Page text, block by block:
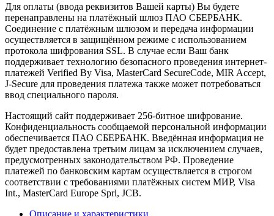
Для оплаты (ввода реквизитов Вашей карты) Вы будете
перенаправлены на платёжный шлюз ПАО СБЕРБАНК.
Соединение с платёжным шлюзом и передача информации
осуществляется в защищённом режиме с использованием
протокола шифрования SSL. В случае если Ваш банк
поддерживает технологию безопасного проведения интернет-
платежей Verified By Visa, MasterCard SecureCode, MIR Accept,
J-Secure для проведения платежа также может потребоваться
ввод специального пароля.
Настоящий сайт поддерживает 256-битное шифрование.
Конфиденциальность сообщаемой персональной информации
обеспечивается ПАО СБЕРБАНК. Введённая информация не
будет предоставлена третьим лицам за исключением случаев,
предусмотренных законодательством РФ. Проведение
платежей по банковским картам осуществляется в строгом
соответствии с требованиями платёжных систем МИР, Visa
Int., MasterCard Europe Sprl, JCB.
Описание и характеристики